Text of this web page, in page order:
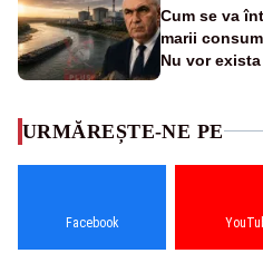
Cum se va
marii
Nu vor
URMĂREȘTE-NE PE
Facebook